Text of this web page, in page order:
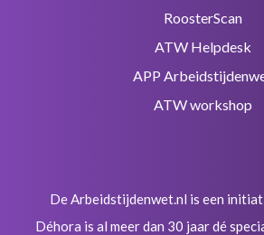
RoosterScan
ATW Helpdesk
APP
ATW workshop
De Arbeidstijdenwet.nl is een
Déhora is al meer dan 30 jaar dé